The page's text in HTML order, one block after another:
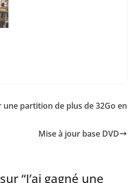
partition de plus de 32Go en
Mise à jour base DVD
“J’ai gagné une